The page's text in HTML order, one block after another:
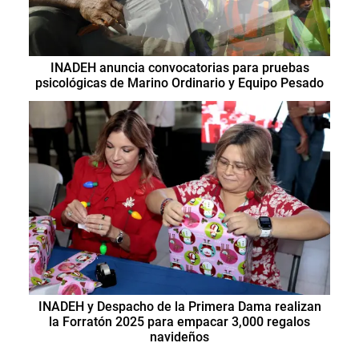
INADEH anuncia convocatorias para pruebas
psicológicas de Marino Ordinario y Equipo Pesado
INADEH y Despacho de la Primera Dama realizan
la Forratón 2025 para empacar 3,000 regalos
navideños